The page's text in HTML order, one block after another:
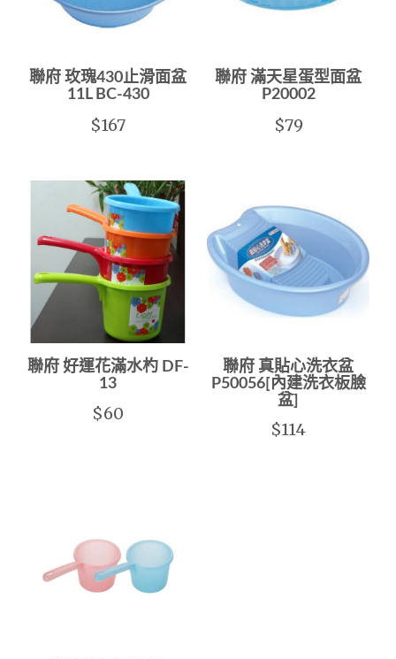
聯府 玫瑰430止滑面盆
11L BC-430
$167
聯府 滿天星蛋型面盆
P20002
$79
聯府 好運花滿水杓 DF-
13
$60
聯府 真貼心洗衣盆
P50056[內建洗衣板臉
盆]
$114